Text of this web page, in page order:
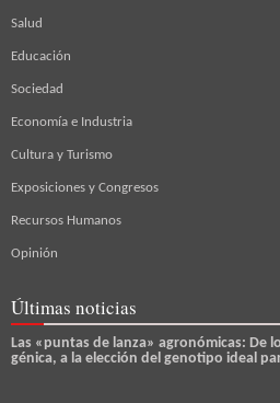
Salud
Educación
Sociedad
Economía e Industria
Cultura y Turismo
Exposiciones y Congresos
Recursos Humanos
Opinión
Últimas noticias
Las «puntas de lanza» agronómicas: De
génica, a la elección del genotipo ideal